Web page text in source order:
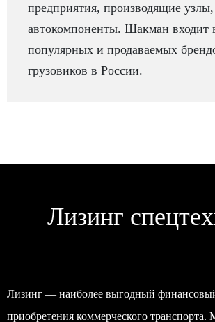
предприятия, производящие узлы,
автокомпоненты. Шакман входит
популярных и продаваемых
грузовиков в России.
Лизинг
Лизинг — наиболее выгодный
приобретения коммерческого транспорта.